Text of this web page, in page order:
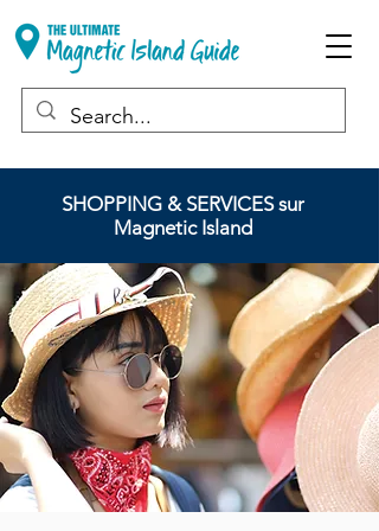
SHOPPING & SERVICES sur
Magnetic Island